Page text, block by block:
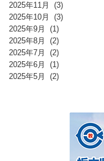
2025年11月
(3)
2025年10月
(3)
2025年9月
(1)
2025年8月
(2)
2025年7月
(2)
2025年6月
(1)
2025年5月
(2)